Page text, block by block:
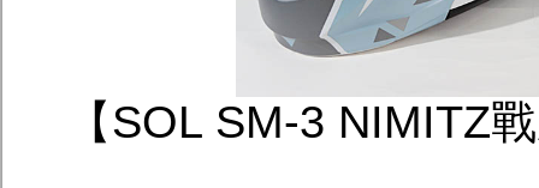
【SOL SM-3 NIMITZ